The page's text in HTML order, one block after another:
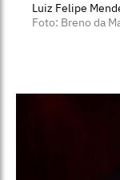
Luiz Felipe
Foto: Breno da